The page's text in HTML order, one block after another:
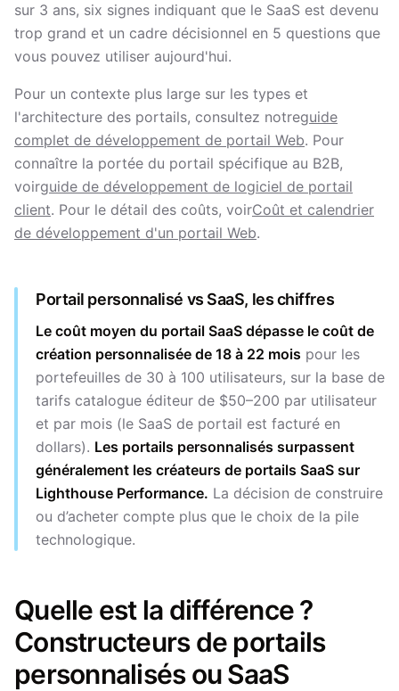
sur 3 ans, six signes indiquant que le SaaS est devenu
trop grand et un cadre décisionnel en 5 questions que
vous pouvez utiliser aujourd'hui.
Pour un contexte plus large sur les types et
l'architecture des portails, consultez notreguide
complet de développement de portail Web. Pour
connaître la portée du portail spécifique au B2B,
voirguide de développement de logiciel de portail
client. Pour le détail des coûts, voirCoût et calendrier
de développement d'un portail Web.
Portail personnalisé vs SaaS, les chiffres
Le coût moyen du portail SaaS dépasse le coût de
création personnalisée de 18 à 22 mois pour les
portefeuilles de 30 à 100 utilisateurs, sur la base de
tarifs catalogue éditeur de $50–200 par utilisateur
et par mois (le SaaS de portail est facturé en
dollars). Les portails personnalisés surpassent
généralement les créateurs de portails SaaS sur
Lighthouse Performance. La décision de construire
ou d’acheter compte plus que le choix de la pile
technologique.
Quelle est la différence ?
Constructeurs de portails
personnalisés ou SaaS